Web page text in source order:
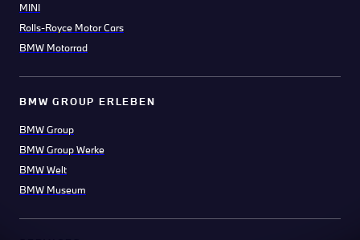
MINI
Rolls-Royce Motor Cars
BMW Motorrad
BMW GROUP ERLEBEN
BMW Group
BMW Group Werke
BMW Welt
BMW Museum